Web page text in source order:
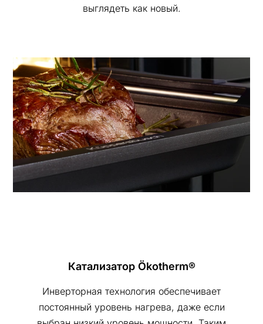
выглядеть как новый.
Катализатор Ökotherm®
Инверторная технология обеспечивает
постоянный уровень нагрева, даже если